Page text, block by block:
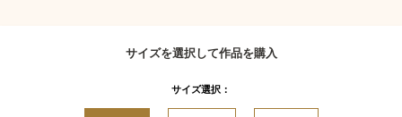
サイズを選択して作品を購入
サイズ選択：